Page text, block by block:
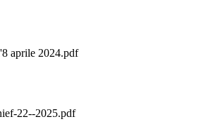
aprile 2024.pdf
22--2025.pdf